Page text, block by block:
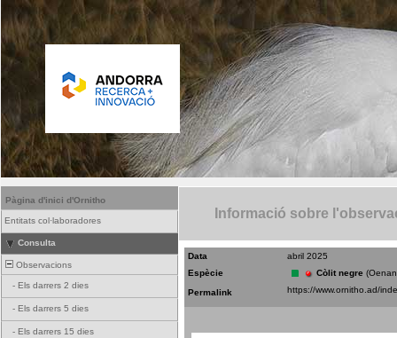
Pàgina d'inici d'Ornitho
Entitats col·laboradores
Consulta
Observacions
- Els darrers 2 dies
- Els darrers 5 dies
- Els darrers 15 dies
Informació sobre
Data
abril 2025
Espècie
Còlit negre
Permalink